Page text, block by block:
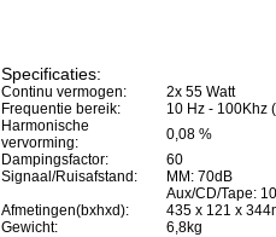
Specificaties:
Continu vermogen:
2x 55 Watt
Frequentie bereik:
10 Hz - 100Khz
Harmonische
vervorming:
0,08 %
Dampingsfactor:
60
Signaal/Ruisafstand:
MM: 70dB
Aux/CD/Tape:
Afmetingen(bxhxd):
435 x 121 x
Gewicht:
6,8kg